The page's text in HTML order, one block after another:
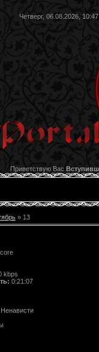
Четверг, 06.08.2026, 10:47
Приветствую Вас
» 13
kbps
0:21:07